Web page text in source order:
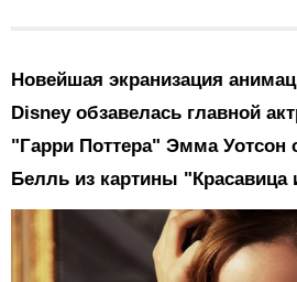
Новейшая экранизация
Disney обзавелась главной
"Гарри Поттера" Эмма Уотсон
Белль из картины "Красавица